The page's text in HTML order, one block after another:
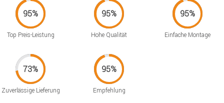
Top Preis-Leistung Hohe Qualität Einfache Montage
Zuverlässige Lieferung Empfehlung